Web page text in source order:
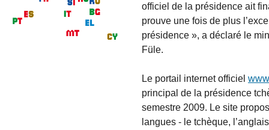
officiel de la présidence ait
prouve une fois de plus
présidence », a déclaré le
Füle.
Le portail internet officiel
principal de la présidence
semestre 2009. Le site
langues - le tchèque,